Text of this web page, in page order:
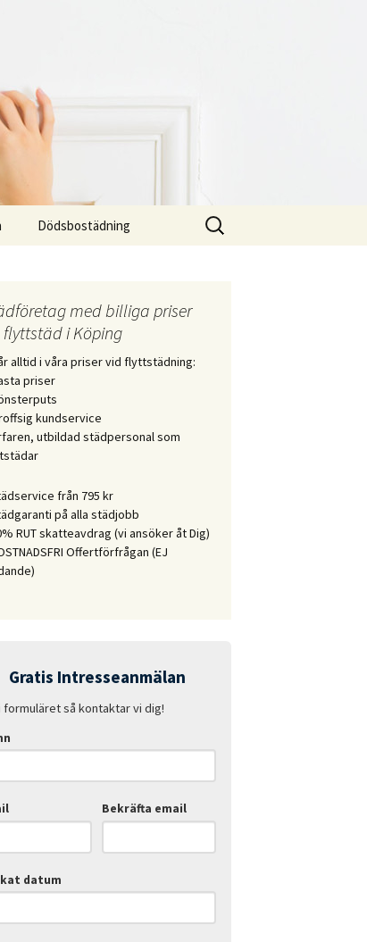
Dödsbostädning
Sök
efter:
med billiga priser
i Köping
alltid i våra priser vid flyttstädning:
priser
kundservice
utbildad städpersonal som
från 795 kr
på alla städjobb
RUT skatteavdrag (vi ansöker åt Dig)
Offertförfrågan (EJ
Gratis Intresseanmälan
formuläret så kontaktar vi dig!
Bekräfta email
datum